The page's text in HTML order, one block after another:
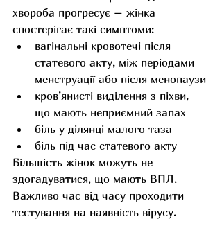
хвороба прогресує – жінка
спостерігає такі симптоми:
вагінальні кровотечі після
статевого акту, між періодами
менструації або після менопаузи
кров’янисті виділення з піхви,
що мають неприємний запах
біль у ділянці малого таза
біль під час статевого акту
Більшість жінок можуть не
здогадуватися, що мають ВПЛ.
Важливо час від часу проходити
тестування на наявність вірусу.